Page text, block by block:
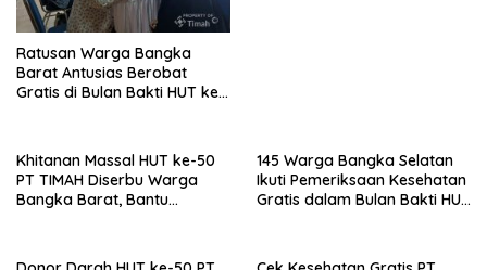
Ratusan Warga Bangka
Barat Antusias Berobat
Gratis di Bulan Bakti HUT ke-
Khitanan Massal HUT ke-50
PT TIMAH Diserbu Warga
Bangka Barat, Bantu
145 Warga Bangka Selatan
Ikuti Pemeriksaan Kesehatan
Gratis dalam Bulan Bakti HUT